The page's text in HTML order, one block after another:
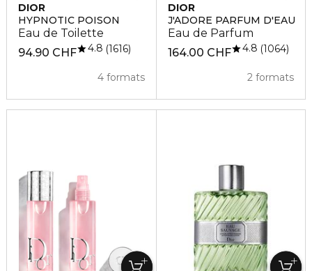
DIOR
HYPNOTIC POISON
Eau de Toilette
94.90 CHF
4 formats
4.8 1616
DIOR
J'ADORE PARFUM D'EAU
Eau de Parfum
164.00 CHF
2 formats
4.8 1064